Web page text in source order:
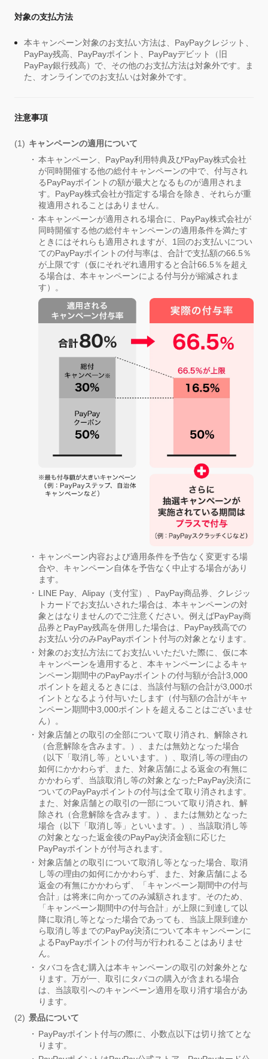
対象の支払方法
本キャンペーン対象のお支払い方法は、PayPayクレジット、
PayPay残高、PayPayポイント、PayPayデビット（旧
PayPay銀行残高）で、その他のお支払方法は対象外です。ま
た、オンラインでのお支払いは対象外です。
注意事項
キャンペーンの適用について
本キャンペーン、PayPay利用特典及びPayPay株式会社
が同時開催する他の総付キャンペーンの中で、付与され
るPayPayポイントの額が最大となるものが適用されま
す。PayPay株式会社が指定する場合を除き、それらが重
複適用されることはありません。
本キャンペーンが適用される場合に、PayPay株式会社が
同時開催する他の総付キャンペーンの適用条件を満たす
ときにはそれらも適用されますが、1回のお支払いについ
てのPayPayポイントの付与率は、合計で支払額の66.5％
が上限です（仮にそれぞれ適用すると合計66.5％を超え
る場合は、本キャンペーンによる付与分が縮減されま
す）。
キャンペーン内容および適用条件を予告なく変更する場
合や、キャンペーン自体を予告なく中止する場合があり
ます。
LINE Pay、Alipay（支付宝）、PayPay商品券、クレジッ
トカードでお支払いされた場合は、本キャンペーンの対
象とはなりませんのでご注意ください。例えばPayPay商
品券とPayPay残高を併用した場合は、PayPay残高での
お支払い分のみPayPayポイント付与の対象となります。
対象のお支払方法にてお支払いいただいた際に、仮に本
キャンペーンを適用すると、本キャンペーンによるキャ
ンペーン期間中のPayPayポイントの付与額が合計3,000
ポイントを超えるときには、当該付与額の合計が3,000ポ
イントとなるよう付与いたします（付与額の合計がキャ
ンペーン期間中3,000ポイントを超えることはございませ
ん）。
対象店舗との取引の全部について取り消され、解除され
（合意解除を含みます。）、または無効となった場合
（以下「取消し等」といいます。）、取消し等の理由の
如何にかかわらず、また、対象店舗による返金の有無に
かかわらず、当該取消し等の対象となったPayPay決済に
ついてのPayPayポイントの付与は全て取り消されます。
また、対象店舗との取引の一部について取り消され、解
除され（合意解除を含みます。）、または無効となった
場合（以下「取消し等」といいます。）、当該取消し等
の対象となった返金後のPayPay決済金額に応じた
PayPayポイントが付与されます。
対象店舗との取引について取消し等となった場合、取消
し等の理由の如何にかかわらず、また、対象店舗による
返金の有無にかかわらず、「キャンペーン期間中の付与
合計」は将来に向かってのみ減額されます。そのため、
「キャンペーン期間中の付与合計」が上限に到達して以
降に取消し等となった場合であっても、当該上限到達か
ら取消し等までのPayPay決済について本キャンペーンに
よるPayPayポイントの付与が行われることはありませ
ん。
タバコを含む購入は本キャンペーンの取引の対象外とな
ります。万が一、取引にタバコの購入が含まれる場合
は、当該取引へのキャンペーン適用を取り消す場合があ
ります。
景品について
PayPayポイント付与の際に、小数点以下は切り捨てとな
ります。